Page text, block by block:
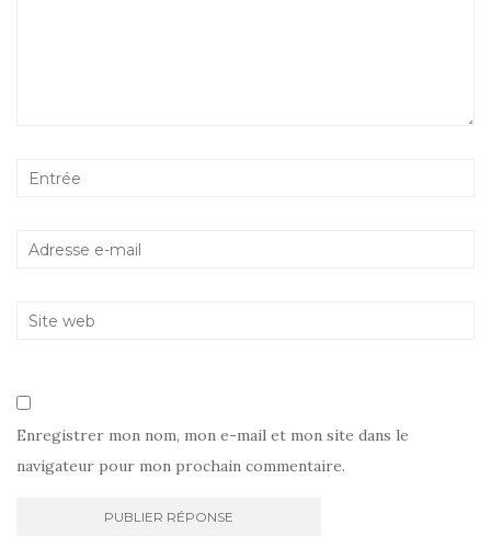
Enregistrer mon nom, mon e-mail et mon site dans le
navigateur pour mon prochain commentaire.